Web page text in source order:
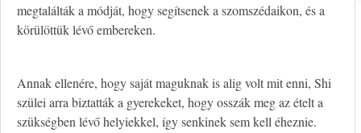
megtalálták a módját, hogy segítsenek a szomszédaikon, és a
körülöttük lévő embereken.
Annak ellenére, hogy saját maguknak is alig volt mit enni, Shi
szülei arra biztatták a gyerekeket, hogy osszák meg az ételt a
szükségben lévő helyiekkel, így senkinek sem kell éheznie.